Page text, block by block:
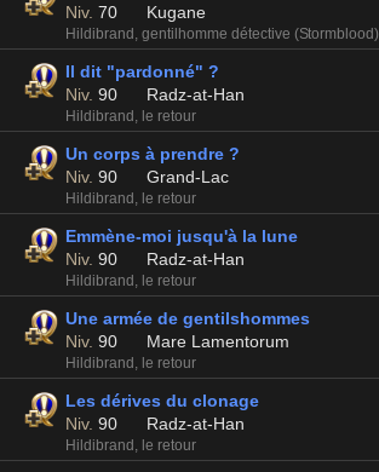
Niv. 70 Kugane
Hildibrand, gentilhomme détective (Stormblood)
Il dit "pardonné" ?
Niv. 90 Radz-at-Han
Hildibrand, le retour
Un corps à prendre ?
Niv. 90 Grand-Lac
Hildibrand, le retour
Emmène-moi jusqu'à la lune
Niv. 90 Radz-at-Han
Hildibrand, le retour
Une armée de gentilshommes
Niv. 90 Mare Lamentorum
Hildibrand, le retour
Les dérives du clonage
Niv. 90 Radz-at-Han
Hildibrand, le retour